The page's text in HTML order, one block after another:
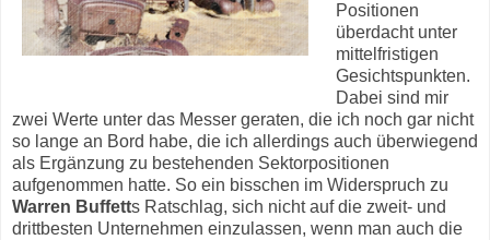
Positionen
überdacht unter
mittelfristigen
Gesichtspunkten.
Dabei sind mir
zwei Werte unter das Messer geraten, die ich noch gar nicht
so lange an Bord habe, die ich allerdings auch überwiegend
als Ergänzung zu bestehenden Sektorpositionen
aufgenommen hatte. So ein bisschen im Widerspruch zu
Warren Buffetts Ratschlag, sich nicht auf die zweit- und
drittbesten Unternehmen einzulassen, wenn man auch die